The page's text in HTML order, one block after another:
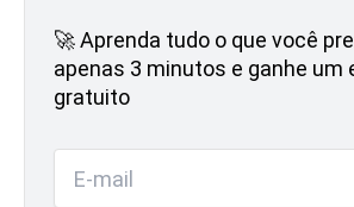
🚀 Aprenda tudo o que você
apenas 3 minutos e ganhe um
gratuito